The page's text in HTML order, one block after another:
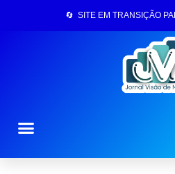
🔄 SITE EM TRANSIÇÃO